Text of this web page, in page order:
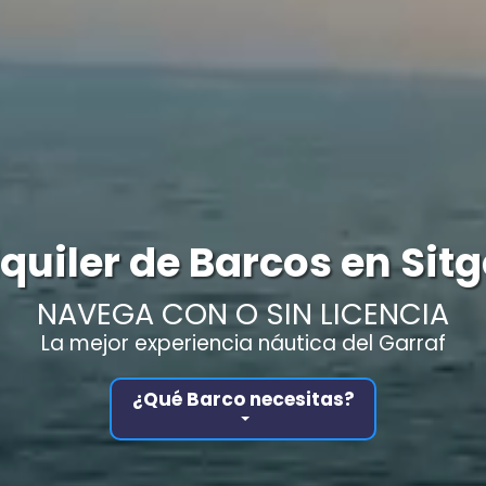
de Barcos en
NAVEGA CON O SIN LICENCIA
La mejor experiencia náutica del Garraf
¿Qué Barco necesitas?